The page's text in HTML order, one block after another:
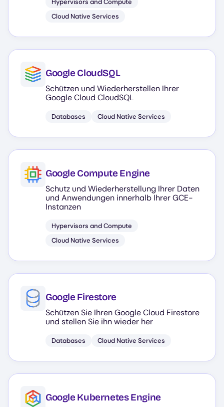
Hypervisors and Compute
Cloud Native Services
Google CloudSQL
Schützen und Wiederherstellen Ihrer
Google Cloud CloudSQL
Databases Cloud Native Services
Google Compute Engine
Schutz und Wiederherstellung Ihrer Daten
und Anwendungen innerhalb Ihrer GCE-
Instanzen
Hypervisors and Compute
Cloud Native Services
Google Firestore
Schützen Sie Ihren Google Cloud Firestore
und stellen Sie ihn wieder her
Databases Cloud Native Services
Google Kubernetes Engine